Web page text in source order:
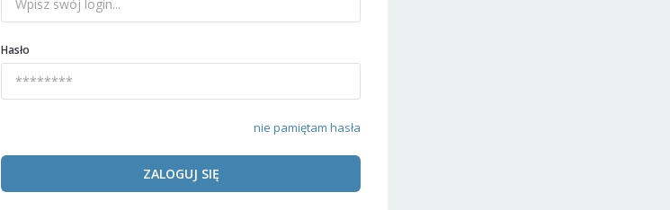
Hasło
nie pamiętam hasła
ZALOGUJ SIĘ